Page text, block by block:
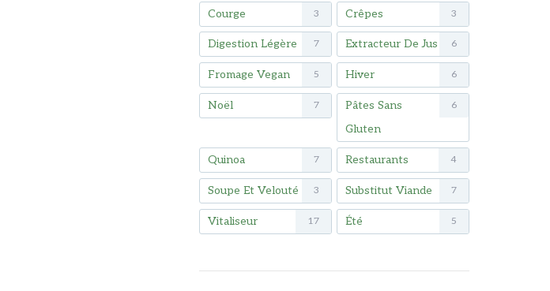
Courge 3 Crêpes 3
Digestion Légère 7 Extracteur De Jus 6
Fromage Vegan 5 Hiver 6
Noël 7
Pâtes Sans
Gluten
6
Quinoa 7 Restaurants 4
Soupe Et Velouté 3 Substitut Viande 7
Vitaliseur 17 Été 5